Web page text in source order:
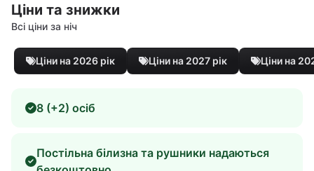
Ціни та знижки
Всі ціни за ніч
Ціни на 2026 рік Ціни на 2027 рік Ціни на
8 (+2) осіб
Постільна білизна та рушники надаються